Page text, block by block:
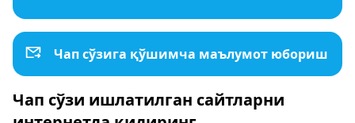
Чап сўзига қўшимча маълумот юбориш
Чап сўзи ишлатилган сайтларни